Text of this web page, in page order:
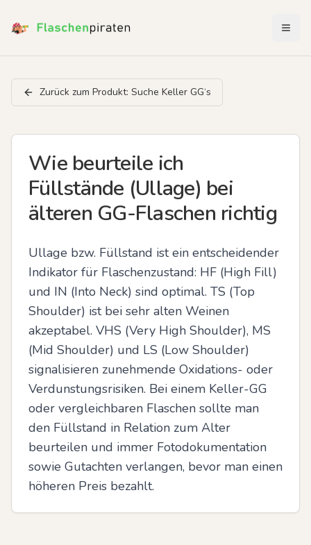
Zurück zum Produkt: Suche Keller GG‘s
Wie beurteile ich
Füllstände (Ullage) bei
älteren GG-Flaschen richtig
Ullage bzw. Füllstand ist ein entscheidender
Indikator für Flaschenzustand: HF (High Fill)
und IN (Into Neck) sind optimal. TS (Top
Shoulder) ist bei sehr alten Weinen
akzeptabel. VHS (Very High Shoulder), MS
(Mid Shoulder) und LS (Low Shoulder)
signalisieren zunehmende Oxidations- oder
Verdunstungsrisiken. Bei einem Keller-GG
oder vergleichbaren Flaschen sollte man
den Füllstand in Relation zum Alter
beurteilen und immer Fotodokumentation
sowie Gutachten verlangen, bevor man einen
höheren Preis bezahlt.